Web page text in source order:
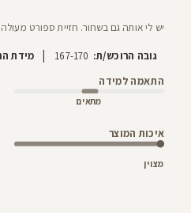
יש לי אותה גם בשחור. חזיית ספורט מעולה
גובה הרוכש/ת: 167-170 מידת
התאמה למידה
מתאים
איכות המוצר
מצוין